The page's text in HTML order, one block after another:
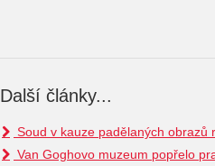
Další články...
Soud v kauze padělaných obrazů
Van Goghovo muzeum popřelo